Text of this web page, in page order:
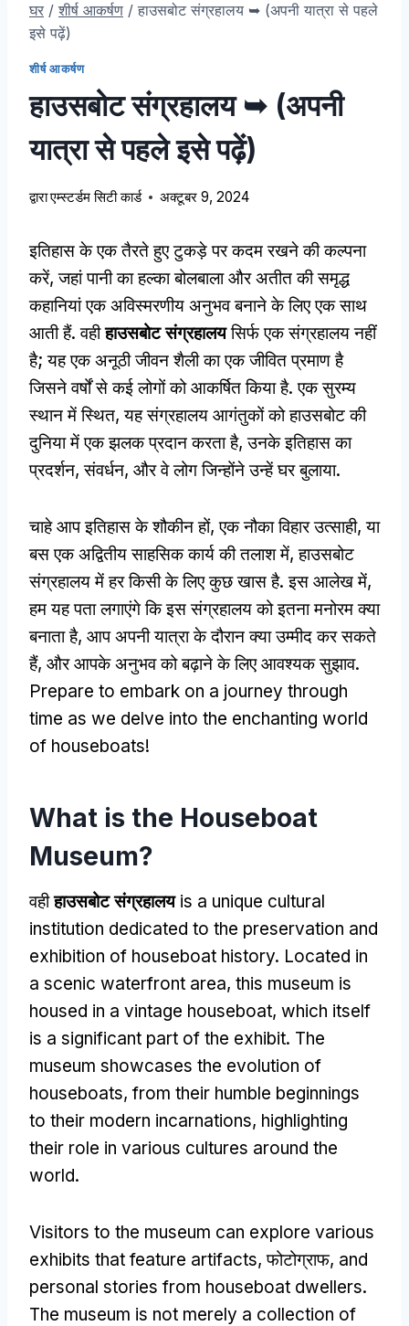
घर / शीर्ष आकर्षण / हाउसबोट संग्रहालय ➥ (अपनी यात्रा से पहले
इसे पढ़ें)
शीर्ष आकर्षण
हाउसबोट संग्रहालय ➥ (अपनी
यात्रा से पहले इसे पढ़ें)
द्वाराएम्स्टर्डम सिटी कार्ड अक्टूबर 9, 2024
इतिहास के एक तैरते हुए टुकड़े पर कदम रखने की कल्पना
करें, जहां पानी का हल्का बोलबाला और अतीत की समृद्ध
कहानियां एक अविस्मरणीय अनुभव बनाने के लिए एक साथ
आती हैं. वहीहाउसबोट संग्रहालयसिर्फ एक संग्रहालय नहीं
है; यह एक अनूठी जीवन शैली का एक जीवित प्रमाण है
जिसने वर्षों से कई लोगों को आकर्षित किया है. एक सुरम्य
स्थान में स्थित, यह संग्रहालय आगंतुकों को हाउसबोट की
दुनिया में एक झलक प्रदान करता है, उनके इतिहास का
प्रदर्शन, संवर्धन, और वे लोग जिन्होंने उन्हें घर बुलाया.
चाहे आप इतिहास के शौकीन हों, एक नौका विहार उत्साही, या
बस एक अद्वितीय साहसिक कार्य की तलाश में, हाउसबोट
संग्रहालय में हर किसी के लिए कुछ खास है. इस आलेख में,
हम यह पता लगाएंगे कि इस संग्रहालय को इतना मनोरम क्या
बनाता है, आप अपनी यात्रा के दौरान क्या उम्मीद कर सकते
हैं, और आपके अनुभव को बढ़ाने के लिए आवश्यक सुझाव.
Prepare to embark on a journey through
time as we delve into the enchanting world
of houseboats!
What is the Houseboat
Museum?
वहीहाउसबोट संग्रहालय is a unique cultural
institution dedicated to the preservation and
exhibition of houseboat history. Located in
a scenic waterfront area, this museum is
housed in a vintage houseboat, which itself
is a significant part of the exhibit. The
museum showcases the evolution of
houseboats, from their humble beginnings
to their modern incarnations, highlighting
their role in various cultures around the
world.
Visitors to the museum can explore various
exhibits that feature artifacts, फोटोग्राफ, and
personal stories from houseboat dwellers.
The museum is not merely a collection of